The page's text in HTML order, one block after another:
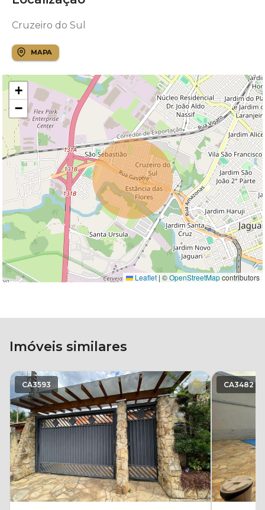
Cruzeiro do Sul
MAPA
+
−
Leaflet | ©OpenStreetMapcontributors
Imóveis similares
CA3593 CA3482